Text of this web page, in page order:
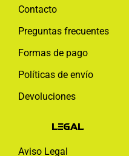
Contacto
Preguntas frecuentes
Formas de pago
Políticas de envío
Devoluciones
Legal
Aviso Legal